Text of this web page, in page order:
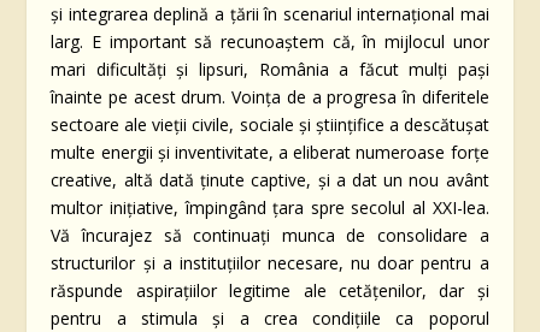
și integrarea deplină a țării în scenariul internațional mai
larg. E important să recunoaștem că, în mijlocul unor
mari dificultăți și lipsuri, România a făcut mulți pași
înainte pe acest drum. Voința de a progresa în diferitele
sectoare ale vieții civile, sociale și științifice a descătușat
multe energii și inventivitate, a eliberat numeroase forțe
creative, altă dată ținute captive, și a dat un nou avânt
multor inițiative, împingând țara spre secolul al XXI-lea.
Vă încurajez să continuați munca de consolidare a
structurilor și a instituțiilor necesare, nu doar pentru a
răspunde aspirațiilor legitime ale cetățenilor, dar și
pentru a stimula și a crea condițiile ca poporul